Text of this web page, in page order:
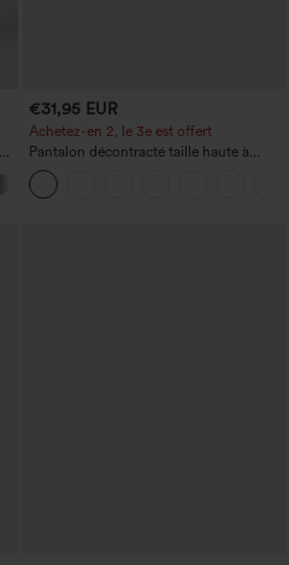
€31,95 EUR
Achetez-en 2, le 3e est offert
Pantalon décontracté taille haute à
cordon, coupe large en mélange de lin,
avec poches